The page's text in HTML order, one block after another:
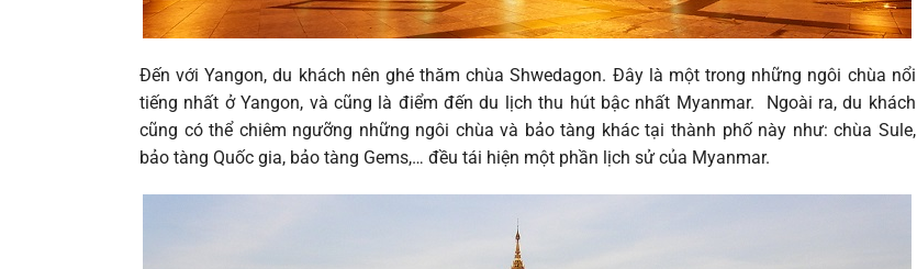
Đến với Yangon, du khách nên ghé thăm chùa Shwedagon. Đây là một trong những ngôi chùa nổi
tiếng nhất ở Yangon, và cũng là điểm đến du lịch thu hút bậc nhất Myanmar. Ngoài ra, du khách
cũng có thể chiêm ngưỡng những ngôi chùa và bảo tàng khác tại thành phố này như: chùa Sule,
bảo tàng Quốc gia, bảo tàng Gems,… đều tái hiện một phần lịch sử của Myanmar.